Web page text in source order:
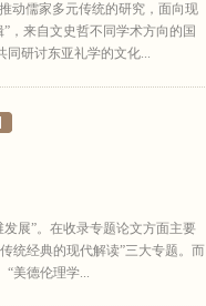
动儒家多元传统的研究，面向现
，来自文史哲不同学术方向的国
同研讨东亚礼学的文化...
展”。在收录专题论文方面主要
统经典的现代解读”三大专题。而
“美德伦理学...